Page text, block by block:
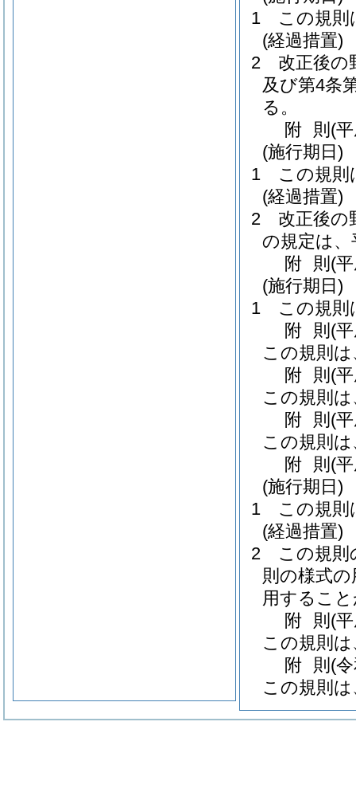
1
この規則
(経過措置)
2
改正後の
及び第4条
る。
附 則 (
(施行期日)
1
この規則
(経過措置)
2
改正後の
の規定は
附 則 (
(施行期日)
1
この規則
附 則 (
この規則
附 則 (
この規則
附 則 (
この規則
附 則 (
(施行期日)
1
この規則
(経過措置)
2
この規則
則の様式
用するこ
附 則 (
この規則
附 則 (
この規則